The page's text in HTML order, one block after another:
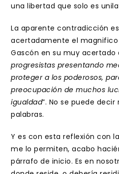
una libertad que solo es
La aparente contradicción
acertadamente el
Gascón en su muy acertado
progresistas presentando
proteger a los poderosos,
preocupación de muchos
igualdad”. No se puede
palabras.
Y es con esta reflexión con
me lo permiten, acabo
párrafo de inicio. Es en